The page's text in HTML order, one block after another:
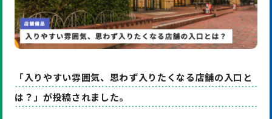
「入りやすい雰囲気、思わず入りたくなる店舗の入口と
は？」が投稿されました。